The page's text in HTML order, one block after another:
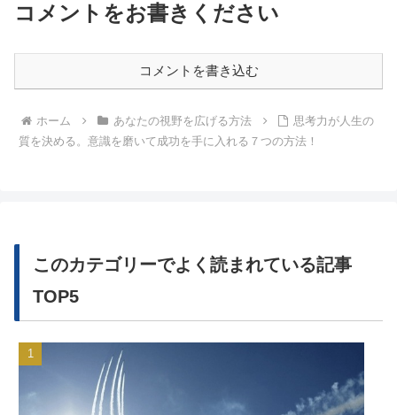
コメントをお書きください
コメントを書き込む
ホーム あなたの視野を広げる方法
思考力が人生の
質を決める。意識を磨いて成功を手に入れる７つの方法！
このカテゴリーでよく読まれている記事
TOP5